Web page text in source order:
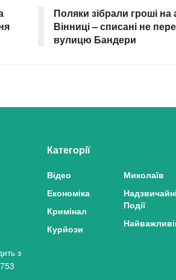
Поляки зібрали гроші
Вінниці – списані не
вулицю Бандери
з
Категорії
Відео
Економіка
Кримінал
Курйози
Миколаїв
Надзвичайні
Події